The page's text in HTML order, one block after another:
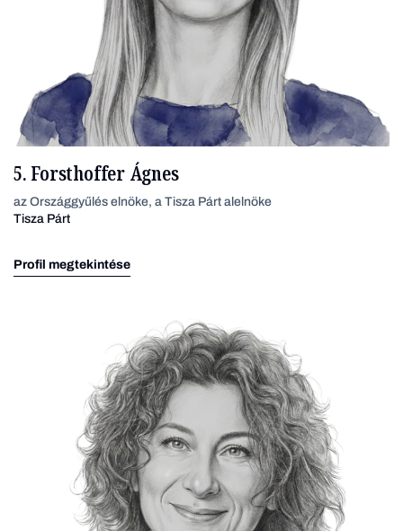
5. Forsthoffer Ágnes
az Országgyűlés elnöke, a Tisza Párt alelnöke
Tisza Párt
Profil megtekintése